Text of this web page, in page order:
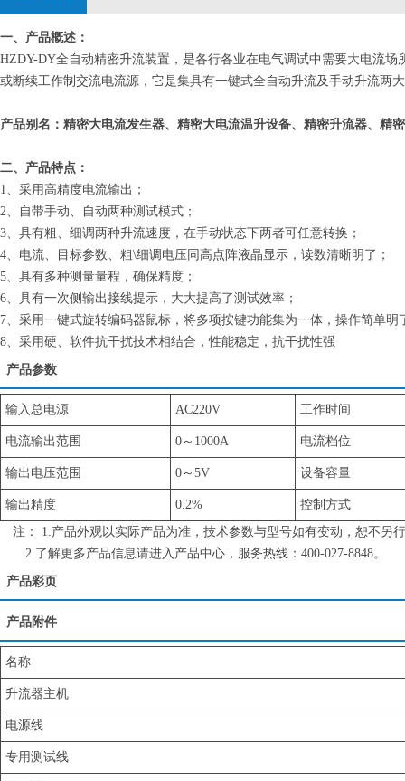
一、产品概述：
HZDY-DY全自动精密升流装置，是各行各业在电气调试中需要大电流
或断续工作制交流电流源，它是集具有一键式全自动升流及手动升流两
产品别名：精密大电流发生器、精密大电流温升设备、精密升流器、精
二、产品特点：
1、采用高精度电流输出；
2、自带手动、自动两种测试模式；
3、具有粗、细调两种升流速度，在手动状态下两者可任意转换；
4、电流、目标参数、粗\细调电压同高点阵液晶显示，读数清晰明了；
5、具有多种测量量程，确保精度；
6、具有一次侧输出接线提示，大大提高了测试效率；
7、采用一键式旋转编码器鼠标，将多项按键功能集为一体，操作简单明
8、采用硬、软件抗干扰技术相结合，性能稳定，抗干扰性强
产品参数
输入总电源 AC220V 工作时间
电流输出范围 0～1000A 电流档位
输出电压范围 0～5V 设备容量
输出精度 0.2%
控制方式
注： 1.产品外观以实际产品为准，技术参数与型号如有变动，恕不另
2.了解更多产品信息请进入产品中心，服务热线：400-027-8848。
产品彩页
产品附件
名称
升流器主机
电源线
专用测试线